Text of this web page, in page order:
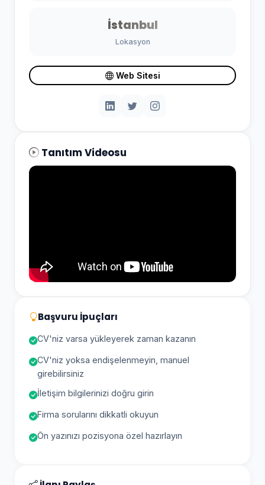
İstanbul
Lokasyon
Web Sitesi
Tanıtım Videosu
Başvuru İpuçları
CV'niz varsa yükleyerek zaman kazanın
CV'niz yoksa endişelenmeyin, manuel
girebilirsiniz
İletişim bilgilerinizi doğru girin
Firma sorularını dikkatli okuyun
Ön yazınızı pozisyona özel hazırlayın